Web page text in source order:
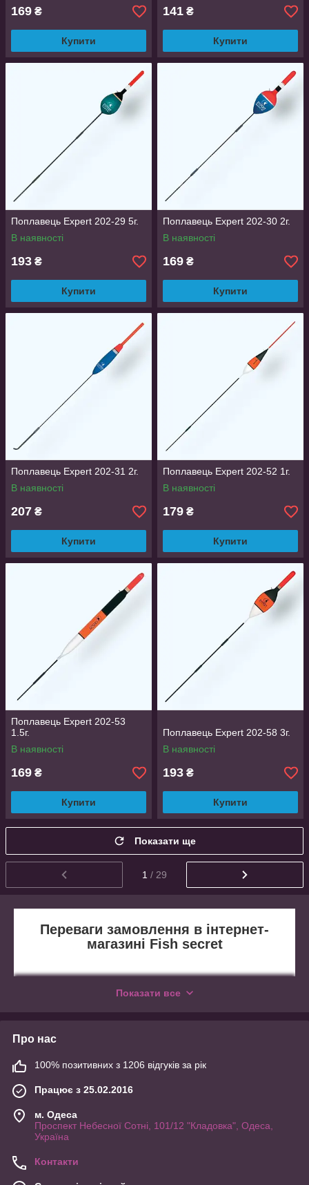
169 ₴
Купити
141 ₴
Купити
Поплавець Expert 202-29 5г.
В наявності
193 ₴
Купити
Поплавець Expert 202-30 2г.
В наявності
169 ₴
Купити
Поплавець Expert 202-31 2г.
В наявності
207 ₴
Купити
Поплавець Expert 202-52 1г.
В наявності
179 ₴
Купити
Поплавець Expert 202-53
1.5г.
В наявності
169 ₴
Купити
Поплавець Expert 202-58 3г.
В наявності
193 ₴
Купити
Показати ще
1 / 29
Переваги замовлення в інтернет-
магазині Fish secret
1
2
Широкий асортимент
Показати все
Про нас
100% позитивних з 1206 відгуків за рік
Працює з 25.02.2016
м. Одеса
Проспект Небесної Сотні, 101/12 "Кладовка", Одеса,
Україна
Контакти